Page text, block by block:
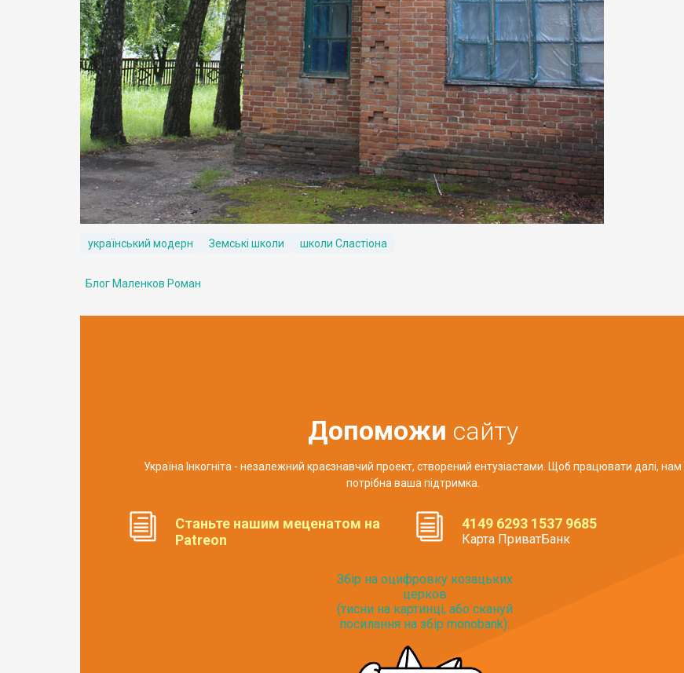
український модерн Земські школи школи Сластіона
Блог Маленков Роман
Допоможи сайту
Україна Інкогніта - незалежний краєзнавчий проект, створений ентузіастами. Щоб працювати далі, нам
потрібна ваша підтримка.
Станьте нашим меценатом на
Patreon
4149 6293 1537 9685
Карта ПриватБанк
Збір на оцифровку козацьких
церков
(тисни на картинці, або скануй
посилання на збір monobank):